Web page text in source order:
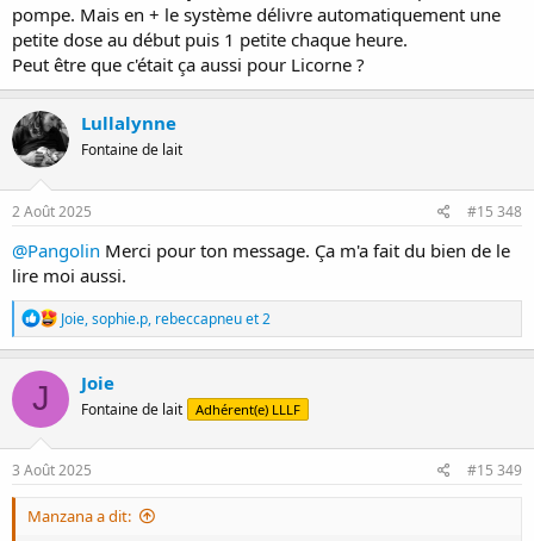
pompe. Mais en + le système délivre automatiquement une
petite dose au début puis 1 petite chaque heure.
Peut être que c'était ça aussi pour Licorne ?
Lullalynne
Fontaine de lait
2 Août 2025 #15 348
@Pangolin Merci pour ton message. Ça m'a fait du bien de le
lire moi aussi.
R
é
a
c
n
s
Joie,sophie.p, rebeccapneuet 2
J Joie
Fontaine de lait Adhérent(e) LLLF
3 Août 2025 #15 349
Manzana a dit: